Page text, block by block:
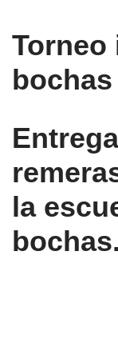
Torneo
bochas
la
bochas.